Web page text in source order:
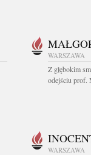
WARSZAWA
Z głębokim
odejściu prof.
WARSZAWA